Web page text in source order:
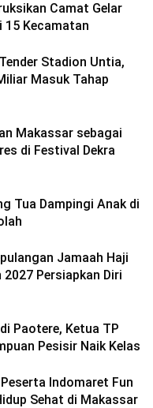
Camat Gelar
15 Kecamatan
Stadion Untia,
Masuk Tahap
Makassar sebagai
di Festival Dekra
Tua Dampingi Anak di
Jamaah Haji
Persiapkan Diri
Paotere, Ketua TP
Pesisir Naik Kelas
Indomaret Fun
Sehat di Makassar